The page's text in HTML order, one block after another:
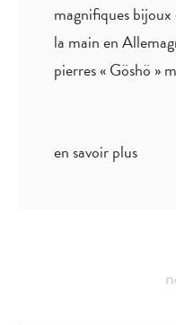
magnifiques bijoux
la main en
pierres « Göshö »
en savoir plus